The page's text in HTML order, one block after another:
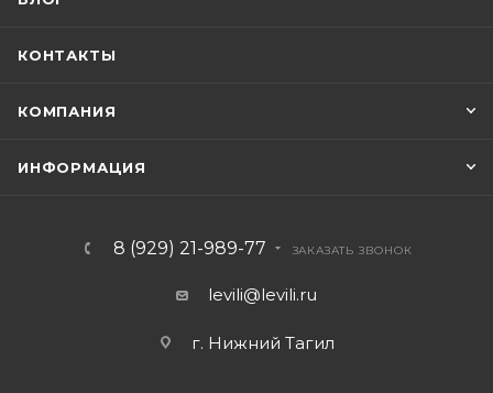
КОНТАКТЫ
КОМПАНИЯ
ИНФОРМАЦИЯ
8 (929) 21-989-77 ЗАКАЗАТЬ ЗВОНОК
levili@levili.ru
г. Нижний Тагил